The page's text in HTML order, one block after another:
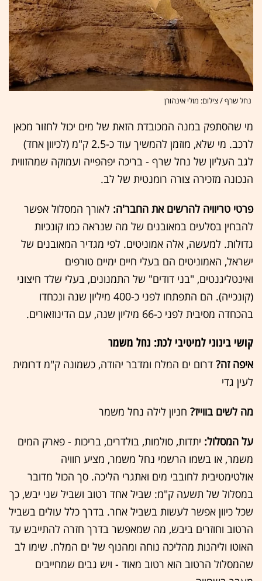
נחל שרף / צילום: מולי אינהורן
מי שהסתפק במנה המכובדת הזאת של מים יכול לחזור מכאן
לרכב. מי שלא, מוזמן להמשיך עוד כ-2.5 ק"מ (לכיוון אחד)
לגב העליון של נחל שרף - בריכה יפהפייה ועמוקה שמהזווית
הנכונה מזכירה צורה רומנטית של לב.
פרטי טריוויה להרשים את החבר'ה: לאורך המסלול אפשר
להבחין בסלעים במאובנים של מה שנראה כמו קונכיות
גדולות. למעשה, אלה אמוניטים. לפי מגדיר המאובנים של
ישראל, האמוניטים הם בעלי חיים ימיים טורפים
ואינטליגנטים, "בני דודים" של התמנונים, בעלי שלד חיצוני
(קונכייה). הם התפתחו לפני כ-400 מיליון שנה ונכחדו
בהכחדה מסיבית לפני כ-66 מיליון שנה, עם הדינוזאורים.
קושי בינוני למיטיבי לכת: נחל משמר
איפה זה? דרום ים המלח ומדבר יהודה, כשמונה ק"מ דרומית
לעין גדי
מה לשים בווייז? חניון לילה נחל משמר
על המסלול: יתדות, סולמות, בולדרים, בריכות - פארק המים
משמר, או בשמו הרשמי נחל משמר, מציע חוויה
אולטימטיבית לחובבי מים ואתגרי הליכה. סך הכול מדובר
במסלול של תשעה ק"מ: שביל אחד רטוב ושביל שני יבש, כך
שכל כיוון אפשר לעשות בשביל אחר. בדרך כלל עולים בשביל
הרטוב וחוזרים ביבש, מה שמאפשר בדרך חזרה להתייבש עד
האוטו וליהנות מהליכה נוחה ומהנוף של ים המלח. שימו לב
שהמסלול הרטוב הוא רטוב מאוד - ויש גבים שמחייבים